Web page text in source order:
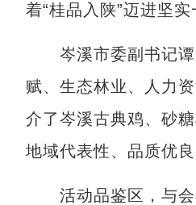
着“桂品入陕”迈进坚实
岑溪市委副书记谭
赋、生态林业、人力
介了岑溪古典鸡、砂
地域代表性、品质优良
活动品鉴区，与会